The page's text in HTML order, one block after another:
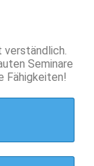
Seminare
Fähigkeiten!